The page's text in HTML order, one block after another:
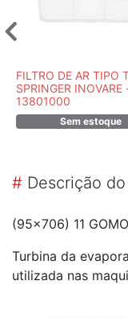
FILTRO DE AR TIPO
SPRINGER INOVARE
13801000
Sem estoque
# Descrição
(95x706) 11
Turbina da
utilizada nas